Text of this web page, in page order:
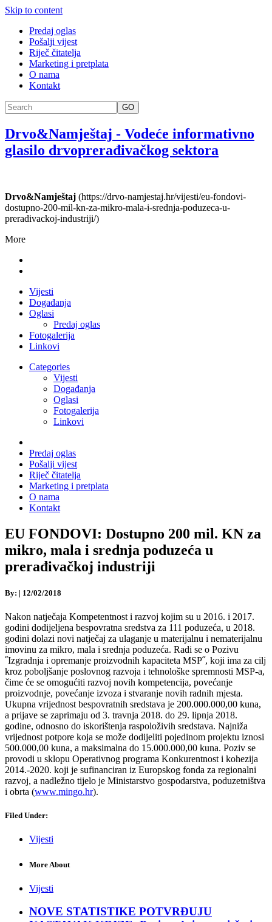
Skip to content
Predaj oglas
Pošalji vijest
Riječ čitatelja
Marketing i pretplata
O nama
Kontakt
GO
Drvo&Namještaj - Vodeće informativno
glasilo drvoprerađivačkog sektora
Drvo&Namještaj (https://drvo-namjestaj.hr/vijesti/eu-fondovi-
dostupno-200-mil-kn-za-mikro-mala-i-srednja-poduzeca-u-
preradivackoj-industriji/)
More
Vijesti
Događanja
Oglasi
Predaj oglas
Fotogalerija
Linkovi
Categories
Vijesti
Događanja
Oglasi
Fotogalerija
Linkovi
Predaj oglas
Pošalji vijest
Riječ čitatelja
Marketing i pretplata
O nama
Kontakt
EU FONDOVI: Dostupno 200 mil. KN za
mikro, mala i srednja poduzeća u
prerađivačkoj industriji
By: | 12/02/2018
Nakon natječaja Kompetentnost i razvoj kojim su u 2016. i 2017.
godini dodijeljena bespovratna sredstva za 111 poduzeća, u 2018.
godini dolazi novi natječaj za ulaganje u materijalnu i nematerijalnu
imovinu za mikro, mala i srednja poduzeća. Radi se o Pozivu
˝Izgradnja i opremanje proizvodnih kapaciteta MSP˝, koji ima za cilj
kroz poboljšanje poslovnog razvoja i tehnološke spremnosti MSP-a,
čime će se omogućiti razvoj novih kompetencija, povećanje
proizvodnje, povećanje izvoza i stvaranje novih radnih mjesta.
Ukupna vrijednost bespovratnih sredstava je 200.000.000,00 kuna,
a prijave se zaprimaju od 3. travnja 2018. do 29. lipnja 2018.
godine, odnosno do iskorištenja raspoloživih sredstava. Najniža
vrijednost potpore koja se može dodijeliti pojedinom projektu iznosi
500.000,00 kuna, a maksimalna do 15.000.000,00 kuna. Poziv se
provodi u sklopu Operativnog programa Konkurentnost i kohezija
2014.-2020. koji je sufinanciran iz Europskog fonda za regionalni
razvoj, a nadležno tijelo je Ministarstvo gospodarstva, poduzetništva
i obrta (www.mingo.hr).
Filed Under:
Vijesti
More About
Vijesti
NOVE STATISTIKE POTVRĐUJU